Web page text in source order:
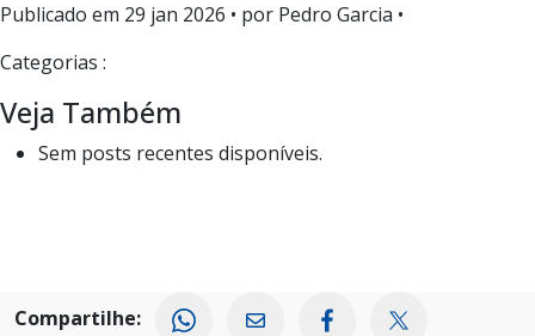
Publicado em 29 jan 2026 • por Pedro Garcia •
Categorias :
Veja Também
Sem posts recentes disponíveis.
Compartilhe: